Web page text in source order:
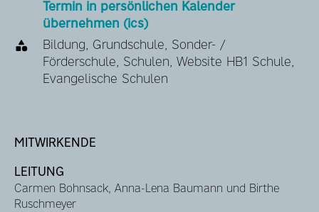
Termin in persönlichen Kalender
übernehmen (ics)
Bildung, Grundschule, Sonder- /
Förderschule, Schulen, Website HB1 Schule,
Evangelische Schulen
MITWIRKENDE
LEITUNG
Carmen Bohnsack, Anna-Lena Baumann und Birthe
Ruschmeyer